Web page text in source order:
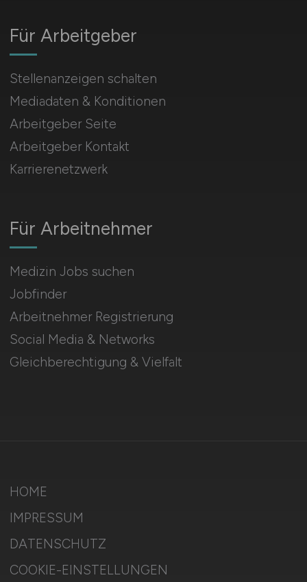
Für Arbeitnehmer
Medizin Jobs suchen
Jobfinder
Arbeitnehmer Registrierung
Social Media & Networks
Gleichberechtigung & Vielfalt
Für Arbeitgeber
Stellenanzeigen schalten
Mediadaten & Konditionen
Arbeitgeber Seite
Arbeitgeber Kontakt
Karrierenetzwerk
HOME
IMPRESSUM
DATENSCHUTZ
COOKIE-EINSTELLUNGEN